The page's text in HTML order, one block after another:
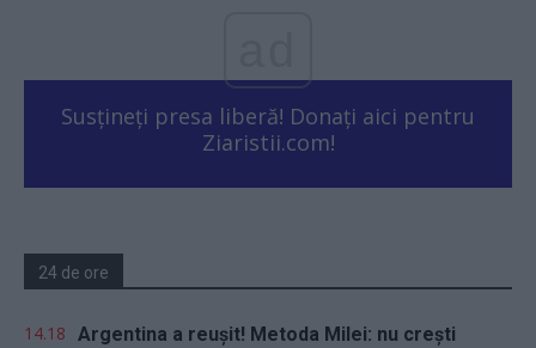
Susțineți presa liberă! Donați aici pentru
Ziaristii.com!
24 de ore
14.18 Argentina a reușit! Metoda Milei: nu crești